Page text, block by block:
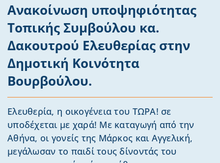
Ανακοίνωση υποψηφιότητας
Τοπικής Συμβούλου κα.
Δακουτρού Ελευθερίας στην
Δημοτική Κοινότητα
Βουρβούλου.
Ελευθερία, η οικογένεια του ΤΩΡΑ! σε
υποδέχεται με χαρά! Με καταγωγή από την
Αθήνα, οι γονείς της Μάρκος και Αγγελική,
μεγάλωσαν το παιδί τους δίνοντάς του